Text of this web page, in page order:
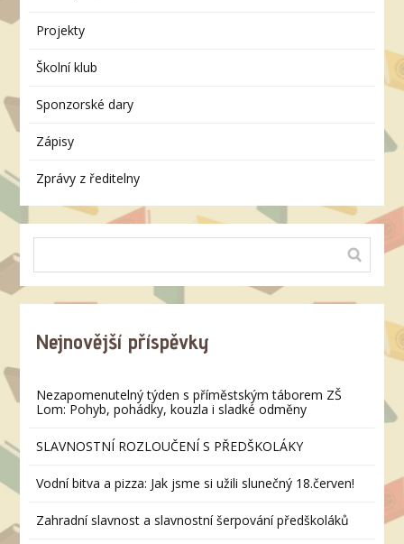
Projekty
Školní klub
Sponzorské dary
Zápisy
Zprávy z ředitelny
Nejnovější příspěvky
Nezapomenutelný týden s příměstským táborem ZŠ
Lom: Pohyb, pohádky, kouzla i sladké odměny
SLAVNOSTNÍ ROZLOUČENÍ S PŘEDŠKOLÁKY
Vodní bitva a pizza: Jak jsme si užili slunečný 18.červen!
Zahradní slavnost a slavnostní šerpování předškoláků